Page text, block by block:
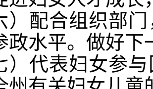
）配合组织部
政水平。做好
）代表妇女参